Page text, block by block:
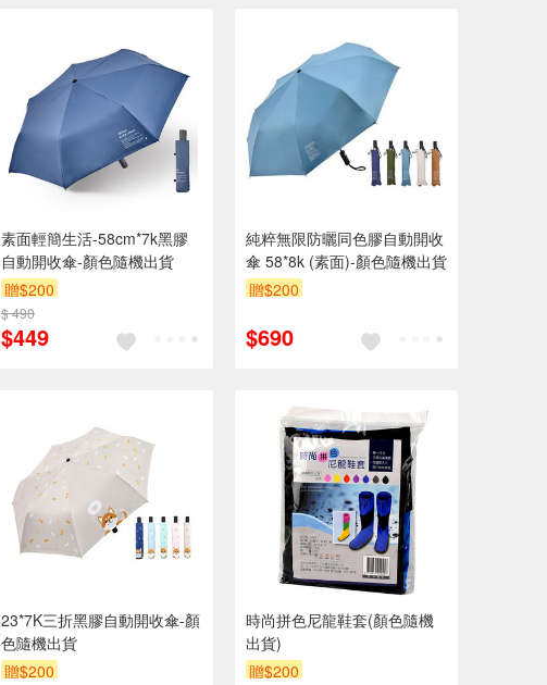
素面輕簡生活-58cm*7k黑膠
自動開收傘-顏色隨機出貨
贈$200
$ 490
$449
純粹無限防曬同色膠自動開收
傘 58*8k (素面)-顏色隨機出貨
贈$200
$690
23*7K三折黑膠自動開收傘-顏
色隨機出貨
贈$200
時尚拼色尼龍鞋套(顏色隨機
出貨)
贈$200